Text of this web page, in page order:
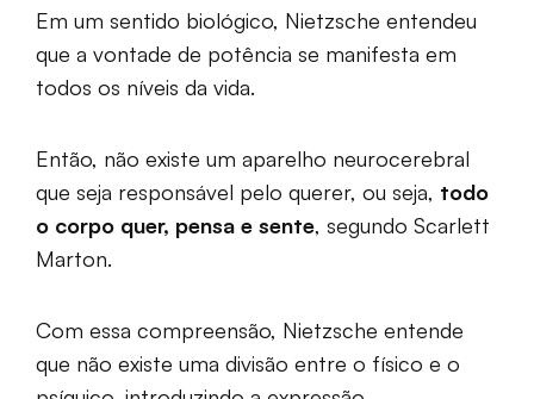
Em um sentido biológico, Nietzsche entendeu
que a vontade de potência se manifesta em
todos os níveis da vida.
Então, não existe um aparelho neurocerebral
que seja responsável pelo querer, ou seja, todo
o corpo quer, pensa e sente, segundo Scarlett
Marton.
Com essa compreensão, Nietzsche entende
que não existe uma divisão entre o físico e o